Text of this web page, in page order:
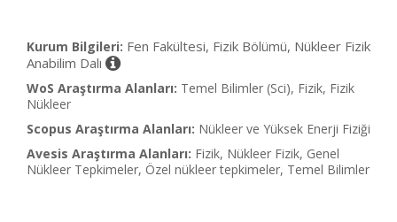
Kurum Bilgileri: Fen Fakültesi, Fizik Bölümü, Nükleer Fizik
Anabilim Dalı
WoS Araştırma Alanları: Temel Bilimler (Sci), Fizik, Fizik
Nükleer
Scopus Araştırma Alanları: Nükleer ve Yüksek Enerji Fiziği
Avesis Araştırma Alanları: Fizik, Nükleer Fizik, Genel
Nükleer Tepkimeler, Özel nükleer tepkimeler, Temel Bilimler